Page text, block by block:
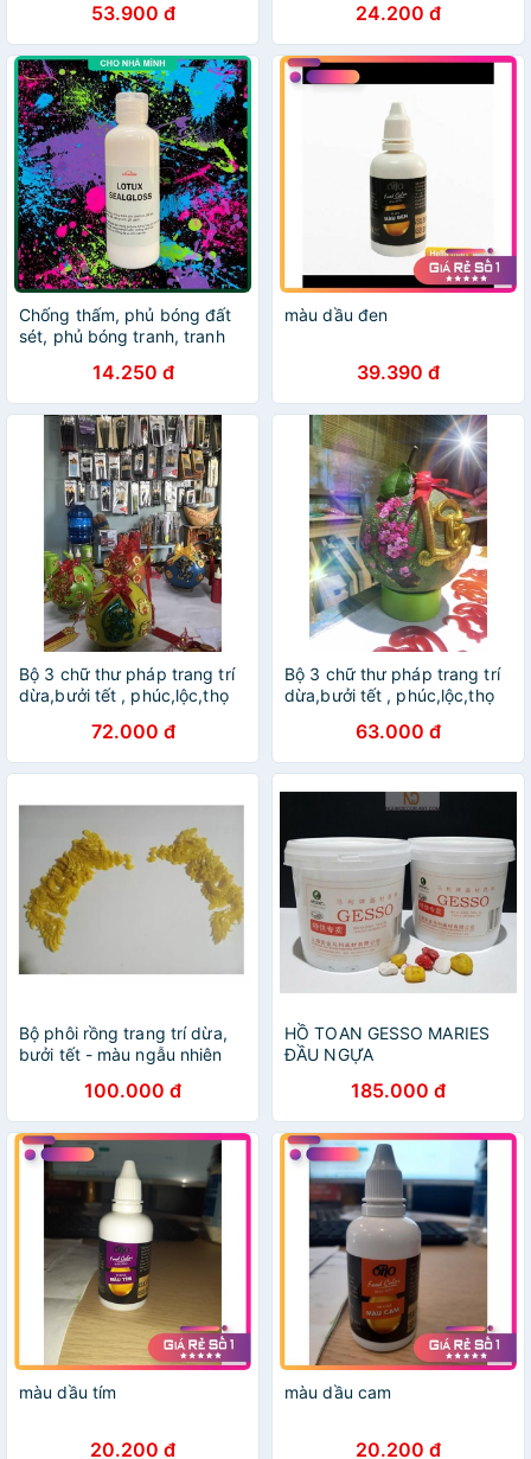
53.900 đ 24.200 đ
Chống thấm, phủ bóng đất
sét, phủ bóng tranh, tranh
số hóa - LoTux Seal 20-
120ml gốc nước
14.250 đ
màu dầu đen
39.390 đ
Bộ 3 chữ thư pháp trang trí
dừa,bưởi tết , phúc,lộc,thọ
72.000 đ
Bộ 3 chữ thư pháp trang trí
dừa,bưởi tết , phúc,lộc,thọ
63.000 đ
Bộ phôi rồng trang trí dừa,
bưởi tết - màu ngẫu nhiên
100.000 đ
HỒ TOAN GESSO MARIES
ĐẦU NGỰA
185.000 đ
màu dầu tím
20.200 đ
màu dầu cam
20.200 đ